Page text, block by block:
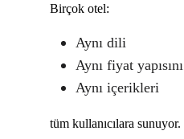
Birçok otel:
Aynı dili
Aynı fiyat yapısını
Aynı içerikleri
tüm kullanıcılara sunuyor.